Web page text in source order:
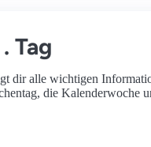
Tag
dir alle wichtigen
die Kalenderwoche